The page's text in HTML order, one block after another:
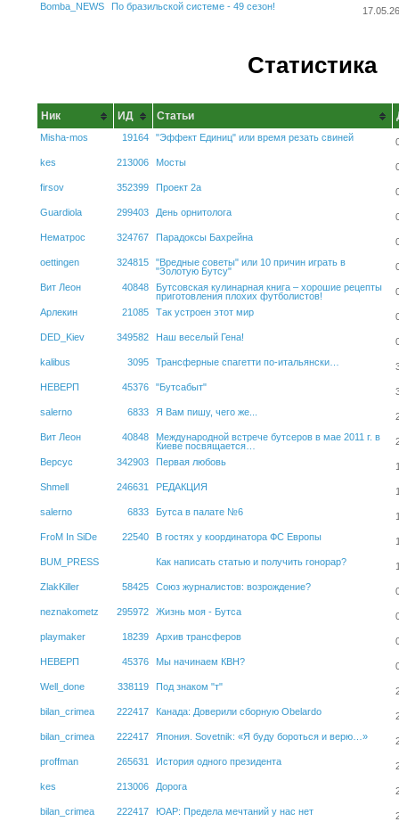
Bomba_NEWS
По бразильской системе - 49 сезон! 17.05.26
Статистика
Ник ИД Статьи
Misha-mos 19164 "Эффект Единиц" или время резать свиней
kes
213006 Мосты
firsov
352399 Проект 2а
Guardiola
299403 День орнитолога
Нематрос
324767 Парадоксы Бахрейна
oettingen
324815
"Вредные советы" или 10 причин играть в
"Золотую Бутсу"
Вит Леон
40848
Бутсовская кулинарная книга – хорошие рецепты
приготовления плохих футболистов!
Арлекин
21085 Так устроен этот мир
DED_Kiev
349582 Наш веселый Гена!
kalibus
3095 Трансферные спагетти по-итальянски…
НЕВЕРП
45376 "Бутсабыт"
salerno
6833 Я Вам пишу, чего же...
Вит Леон
40848
Международной встрече бутсеров в мае 2011 г. в
Киеве посвящается…
Версус
342903 Первая любовь
Shmell
246631 РЕДАКЦИЯ
salerno
6833 Бутса в палате №6
FroM In SiDe
22540 В гостях у координатора ФС Европы
BUM_PRESS
Как написать статью и получить гонорар?
ZlakKiller
58425 Союз журналистов: возрождение?
neznakometz
295972 Жизнь моя - Бутса
playmaker
18239 Архив трансферов
НЕВЕРП
45376 Мы начинаем КВН?
Well_done
338119 Под знаком "т"
bilan_crimea
222417 Канада: Доверили сборную Obelardo
bilan_crimea
222417 Япония. Sovetnik: «Я буду бороться и верю…»
proffman
265631 История одного президента
kes
213006 Дорога
bilan_crimea
222417 ЮАР: Предела мечтаний у нас нет